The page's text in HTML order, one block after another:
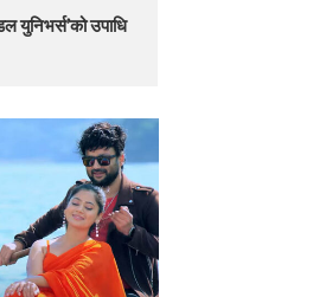
युनिभर्स’को उपाधि